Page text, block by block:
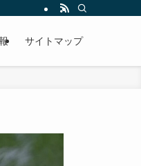
サイトマップ